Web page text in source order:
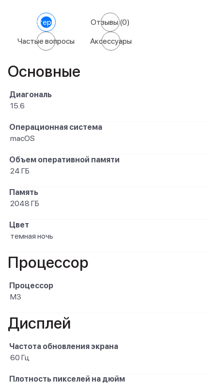
Характеристики Отзывы(0)
Частые вопросы Аксессуары
Основные
Диагональ
15.6
Операционная система
macOS
Объем оперативной памяти
24 ГБ
Память
2048 ГБ
Цвет
темная ночь
Процессор
Процессор
M3
Дисплей
Частота обновления экрана
60 Гц
Плотность пикселей на дюйм